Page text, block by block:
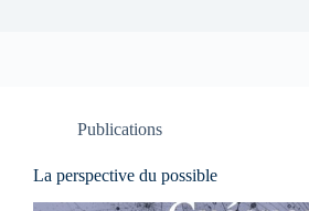
Publications
La perspective du possible